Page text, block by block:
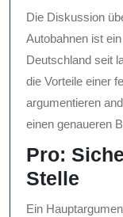
Die Diskussion
Autobahnen ist
Deutschland seit
die Vorteile einer
argumentieren
einen genaueren
Pro:
Stelle
Ein